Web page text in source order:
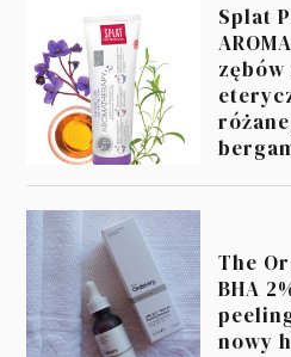
Splat
The
BHA
nowy